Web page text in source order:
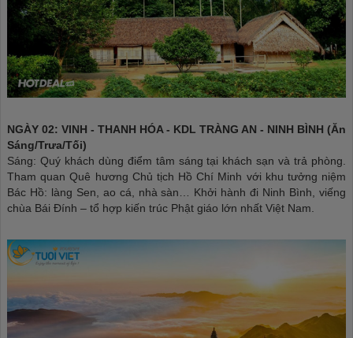
NGÀY 02: VINH - THANH HÓA - KDL TRÀNG AN - NINH BÌNH (Ăn
Sáng/Trưa/Tối)
Sáng: Quý khách dùng điểm tâm sáng tại khách sạn và trả phòng.
Tham quan Quê hương Chủ tịch Hồ Chí Minh với khu tưởng niệm
Bác Hồ: làng Sen, ao cá, nhà sàn… Khởi hành đi Ninh Bình, viếng
chùa Bái Đính – tổ hợp kiến trúc Phật giáo lớn nhất Việt Nam.